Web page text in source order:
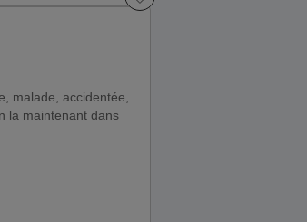
malade, accidentée,
la maintenant dans